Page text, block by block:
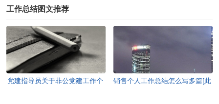
工作总结图文推荐
党建指导员关于非公党建工作个
销售个人工作总结怎么写多篇[此